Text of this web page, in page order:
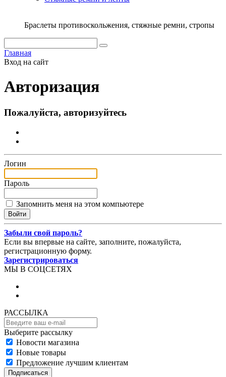
Браслеты противоскольжения, стяжные ремни, стропы
Главная
Вход на сайт
Авторизация
Пожалуйста, авторизуйтесь
Логин
Пароль
Запомнить меня на этом компьютере
Забыли свой пароль?
Если вы впервые на сайте, заполните, пожалуйста,
регистрационную форму.
Зарегистрироваться
МЫ В СОЦСЕТЯХ
РАССЫЛКА
Выберите рассылку
Новости магазина
Новые товары
Предложение лучшим клиентам
Подписаться